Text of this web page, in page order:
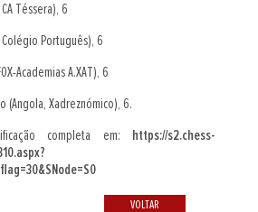
Téssera), 6
Colégio Português), 6
Academias A.XAT), 6
(Angola, Xadreznómico), 6.
completa em: https://s2.chess-
VOLTAR